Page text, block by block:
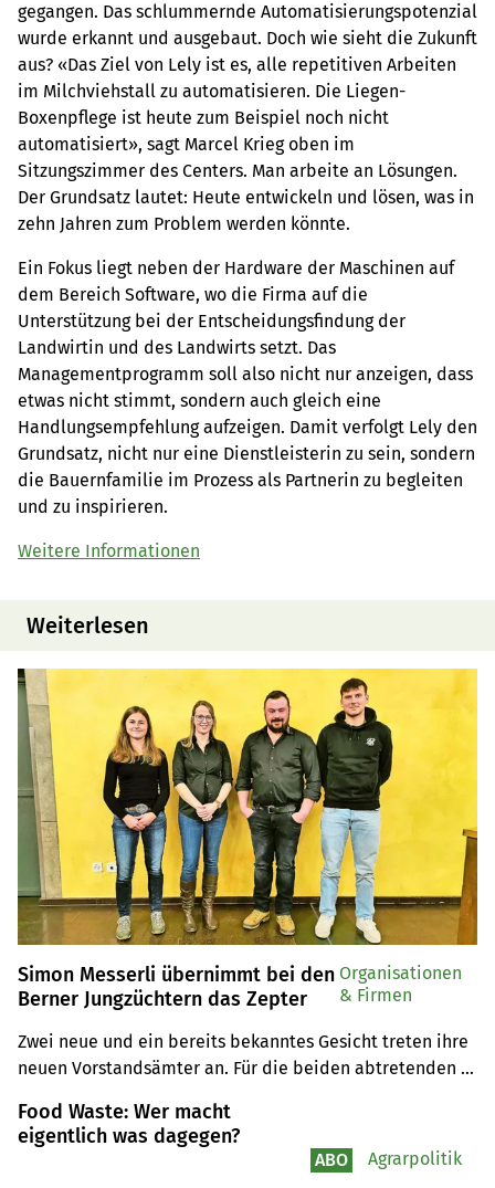
gegangen. Das schlummernde Automatisierungspotenzial
wurde erkannt und ausgebaut. Doch wie sieht die Zukunft
aus? «Das Ziel von Lely ist es, alle repetitiven Arbeiten
im Milchviehstall zu automatisieren. Die Liegen-
Boxenpflege ist heute zum Beispiel noch nicht
automatisiert», sagt Marcel Krieg oben im
Sitzungszimmer des Centers. Man arbeite an Lösungen.
Der Grundsatz lautet: Heute entwickeln und lösen, was in
zehn Jahren zum Problem werden könnte.
Ein Fokus liegt neben der Hardware der Maschinen auf
dem Bereich Software, wo die Firma auf die
Unterstützung bei der Entscheidungsfindung der
Landwirtin und des Landwirts setzt. Das
Managementprogramm soll also nicht nur anzeigen, dass
etwas nicht stimmt, sondern auch gleich eine
Handlungsempfehlung aufzeigen. Damit verfolgt Lely den
Grundsatz, nicht nur eine Dienstleisterin zu sein, sondern
die Bauernfamilie im Prozess als Partnerin zu begleiten
und zu inspirieren.
Weitere Informationen
Weiterlesen
Simon Messerli übernimmt bei den
Berner Jungzüchtern das Zepter
Zwei neue und ein bereits bekanntes Gesicht treten ihre
neuen Vorstandsämter an. Für die beiden abtretenden
Organisationen
& Firmen
Food Waste: Wer macht
eigentlich was dagegen?
ABO Agrarpolitik